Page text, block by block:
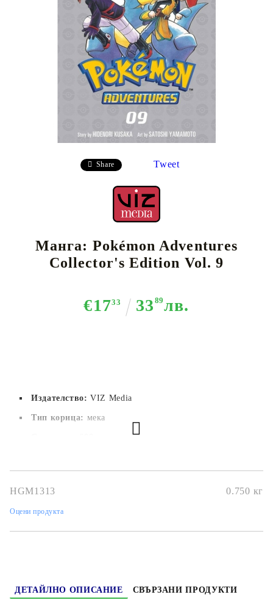
Share Tweet
Манга: Pokémon Adventures
Collector's Edition Vol. 9
€1733 33 89лв.
Издателство:VIZ Media
Тип корица: мека
Дата на издаване:
Жанр:Action, Adventure, Kids, Shounen
HGM1313 0.750 кг
Оцени продукта
ДЕТАЙЛНО ОПИСАНИЕ
СВЪРЗАНИ ПРОДУКТИ